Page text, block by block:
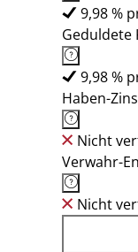
9,98 %
Geduldete
9,98 %
Haben-Zins
Nicht
Verwahr-
Nicht